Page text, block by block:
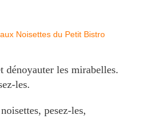
dénoyauter les mirabelles.
les.
pesez-les,